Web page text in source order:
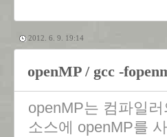
2012. 6. 9. 19:14
openMP / gcc -
openMP는 컴파일
소스에 openMP를